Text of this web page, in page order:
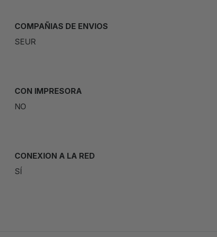
COMPAÑIAS DE ENVIOS
SEUR
CON IMPRESORA
NO
CONEXION A LA RED
SÍ